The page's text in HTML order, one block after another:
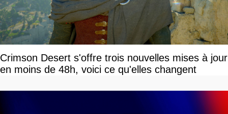
Crimson Desert s'offre trois nouvelles mises à jour
en moins de 48h, voici ce qu'elles changent